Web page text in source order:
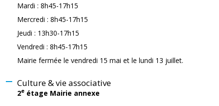
Mardi : 8h45-17h15
Mercredi : 8h45-17h15
Jeudi : 13h30-17h15
Vendredi : 8h45-17h15
Mairie fermée le vendredi 15 mai et le lundi 13 juillet.
Culture & vie associative
2e étage Mairie annexe